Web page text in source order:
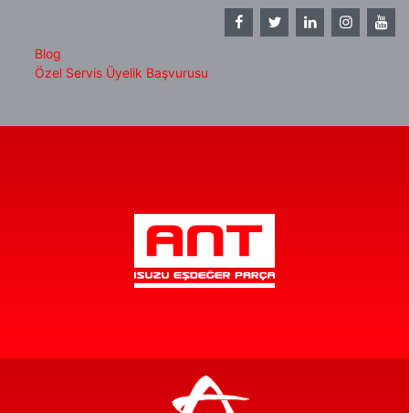
Blog
Özel Servis Üyelik Başvurusu